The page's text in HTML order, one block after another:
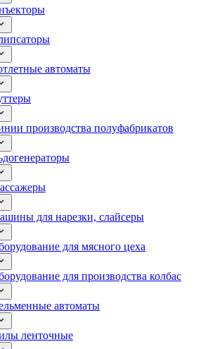
автоматы
производства полуфабрикатов
для нарезки, слайсеры
для мясного цеха
для производства колбас
автоматы
ленточные